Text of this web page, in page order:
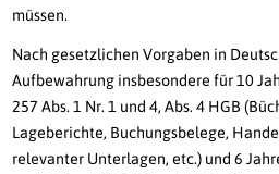
müssen.
Nach gesetzlichen Vorgaben in
Aufbewahrung insbesondere für 10
257 Abs. 1 Nr. 1 und 4, Abs. 4 HGB
Lageberichte, Buchungsbelege,
relevanter Unterlagen, etc.) und 6